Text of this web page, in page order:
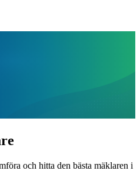
och hitta den bästa mäklaren i